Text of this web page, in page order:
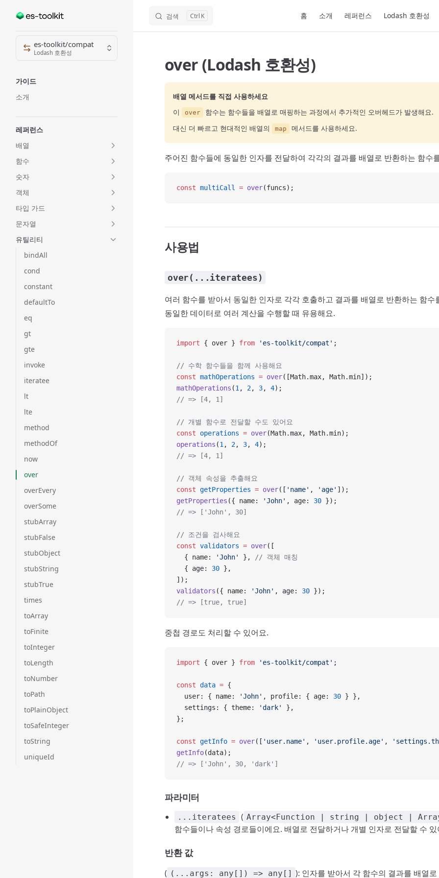
Skip to content 검색 K 홈 소개 레퍼런스 Lodash 호환성
Sidebar Navigation
es-toolkit/compat
Lodash 호환성
가이드
소개
레퍼런스
배열
함수
숫자
객체
타입 가드
문자열
유틸리티
bindAll
cond
constant
defaultTo
eq
gt
gte
invoke
iteratee
lt
lte
method
methodOf
now
over
overEvery
overSome
stubArray
stubFalse
stubObject
stubString
stubTrue
times
toArray
toFinite
toInteger
toLength
toNumber
toPath
toPlainObject
toSafeInteger
toString
uniqueId
over (Lodash 호환성)
배열 메서드를 직접 사용하세요
이
over
함수는 함수들을 배열로 매핑하는 과정에서 추가적인 오버헤드가 발생해요.
대신 더 빠르고 현대적인 배열의
map 메서드를 사용하세요.
주어진 함수들에 동일한 인자를 전달하여 각각의 결과를 배열로 반환하는 함수
const multiCall = over(funcs);
사용법
over(...iteratees)
여러 함수를 받아서 동일한 인자로 각각 호출하고 결과를 배열로 반환하는 함수
동일한 데이터로 여러 계산을 수행할 때 유용해요.
import { over } from 'es-toolkit/compat' ;
// 수학 함수들을 함께 사용해요
const mathOperations = over([Math.max, Math.min]);
mathOperations (1 , 2, 3, 4);
// => [4, 1]
// 개별 함수로 전달할 수도 있어요
const operations = over(Math.max, Math.min);
operations (1 , 2, 3, 4);
// => [4, 1]
// 객체 속성을 추출해요
const getProperties = over([ 'name' , 'age' ]);
getProperties ({ name: 'John' , age: 30 });
// => ['John', 30]
// 조건을 검사해요
const validators = over([
  { name:
'John' },
// 객체 매칭
  { age:
30 },
]);
validators ({ name: 'John' , age: 30 });
// => [true, true]
중첩 경로도 처리할 수 있어요.
import { over } from 'es-toolkit/compat' ;
const data = {
  user: { name:
'John' , profile: { age: 30 } },
  settings: { theme:
'dark'
},
};
const getInfo = over([ 'user.name' , 'user.profile.age' ,
getInfo(data);
// => ['John', 30, 'dark']
파라미터
...iteratees ( Array<Function | string | object |
함수들이나 속성 경로들이에요. 배열로 전달하거나 개별 인자로 전달할 수 있
반환 값
( (...args: any[]) => any[] ): 인자를 받아서 각 함수의 결과를 배열